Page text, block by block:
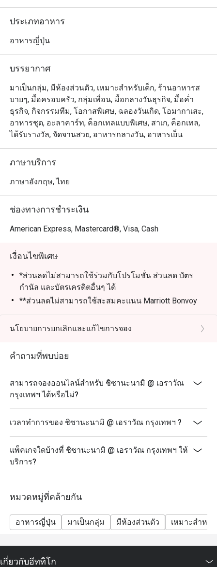
Wife is happy, kids are happy - I am
happy.
Thank you to the team for your great
service and delicious food. We will
definitely visit again.
ในการเตรียมอาหารทะเล เนื้อสัตว์ และผักที่สดใหม่ด้วยกลิ่น
อายที่แท้จริงและความทันสมัย การตกแต่งภายในแบบเซน
บรรยากาศที่หรูหรา พื้นที่นี้โดดเด่นด้วยโทนสีเดียว เน้นด้วย
ประเภทอาหาร
อาหารญี่ปุ่น
บรรยากาศ
มาเป็นกลุ่ม, มีห้องส่วนตัว, เหมาะสำหรับเด็ก, ร้านอาหารส
บายๆ, มื้อครอบครัว, กลุ่มเพื่อน, มื้อกลางวันธุรกิจ, มื้อค่ำ
ธุรกิจ, กิจกรรมทีม, โอกาสพิเศษ, ฉลองวันเกิด, โอมากาเสะ,
อาหารชุด, อะลาคาร์ท, ค็อกเทลแบบพิเศษ, สาเก, ค็อกเทล,
ได้รับรางวัล, จัดจานสวย, อาหารกลางวัน, อาหารเย็น
ภาษาบริการ
ภาษาอังกฤษ, ไทย
ช่องทางการชำระเงิน
American Express, Mastercard®, Visa, Cash
เงื่อนไขพิเศษ
*ส่วนลดไม่สามารถใช้ร่วมกับโปรโมชั่น ส่วนลด บัตร
กำนัล และบัตรเครดิตอื่นๆ ได้
**ส่วนลดไม่สามารถใช้สะสมคะแนน Marriott Bonvoy
และ Club Marriott milestones ได้
*** ส่วนลดไม่สามารถใช้ได้กับภาษีรัฐบาลและค่าบริการ
นโยบายการยกเลิกและแก้ไขการจอง
คำถามที่พบบ่อย
สามารถจองออนไลน์สำหรับ ชิซานะนามิ @ เอราวัณ
กรุงเทพฯ ได้หรือไม่?
เวลาทำการของ ชิซานะนามิ @ เอราวัณ กรุงเทพฯ ?
แพ็คเกจใดบ้างที่ ชิซานะนามิ @ เอราวัณ กรุงเทพฯ ให้
บริการ?
หมวดหมู่ที่คล้ายกัน
อาหารญี่ปุ่น มาเป็นกลุ่ม มีห้องส่วนตัว เหมาะสำหรั
เกี่ยวกับอีททิโก